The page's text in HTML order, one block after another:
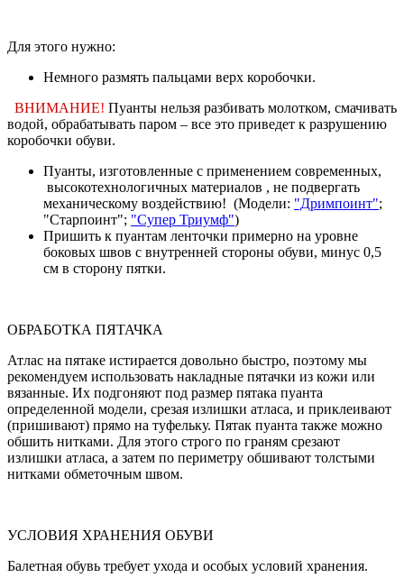
Для этого нужно:
Немного размять пальцами верх коробочки.
ВНИМАНИЕ! Пуанты нельзя разбивать молотком, смачивать
водой, обрабатывать паром – все это приведет к разрушению
коробочки обуви.
Пуанты, изготовленные с применением современных,
высокотехнологичных материалов , не подвергать
механическому воздействию! (Модели: "Дримпоинт";
"Старпоинт"; "Супер Триумф")
Пришить к пуантам ленточки примерно на уровне
боковых швов с внутренней стороны обуви, минус 0,5
см в сторону пятки.
ОБРАБОТКА ПЯТАЧКА
Атлас на пятаке истирается довольно быстро, поэтому мы
рекомендуем использовать накладные пятачки из кожи или
вязанные. Их подгоняют под размер пятака пуанта
определенной модели, срезая излишки атласа, и приклеивают
(пришивают) прямо на туфельку. Пятак пуанта также можно
обшить нитками. Для этого строго по граням срезают
излишки атласа, а затем по периметру обшивают толстыми
нитками обметочным швом.
УСЛОВИЯ ХРАНЕНИЯ ОБУВИ
Балетная обувь требует ухода и особых условий хранения.